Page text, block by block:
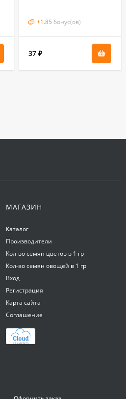
+1.85 бонус(ов)
37 ₽
МАГАЗИН
Каталог
Производители
Кол-во семян цветов в 1 гр
Кол-во семян овощей в 1 гр
Вход
Регистрация
Карта сайта
Соглашение